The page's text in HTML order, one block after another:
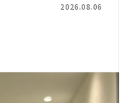
2026.08.06